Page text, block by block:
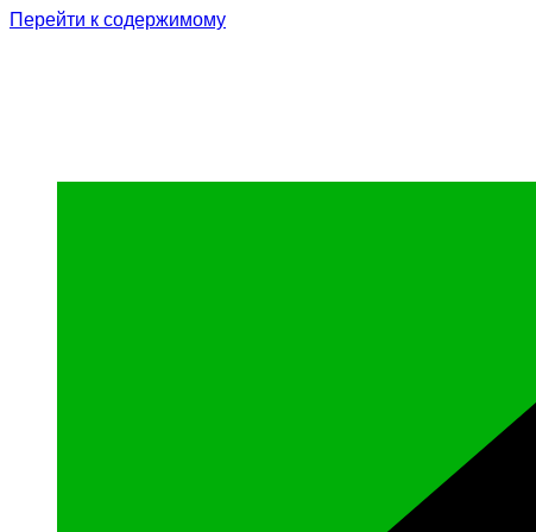
Перейти к содержимому